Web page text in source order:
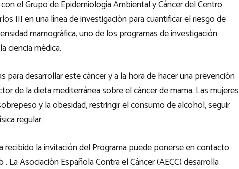
el Grupo de Epidemiología Ambiental y Cáncer del Centro
III en una línea de investigación para cuantificar el riesgo de
mamográfica, uno de los programas de investigación
ciencia médica.
desarrollar este cáncer y a la hora de hacer una prevención
de la dieta mediterránea sobre el cáncer de mama. Las mujeres
y la obesidad, restringir el consumo de alcohol, seguir
regular.
la invitación del Programa puede ponerse en contacto
. La Asociación Española Contra el Cáncer (AECC) desarrolla